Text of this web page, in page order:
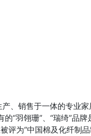
、销售于一体的专业
“羽翎珊”、“瑞绮”品
评为“中国棉及化纤